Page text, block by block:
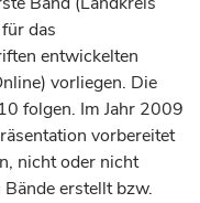
das
entwickelten
vorliegen. Die
folgen. Im Jahr 2009
vorbereitet
nicht oder nicht
erstellt bzw.